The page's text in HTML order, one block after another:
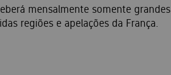
mensalmente somente grandes
regiões e apelações da França.